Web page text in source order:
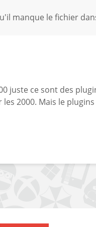
manque le fichier
juste ce sont des
2000. Mais le plugins